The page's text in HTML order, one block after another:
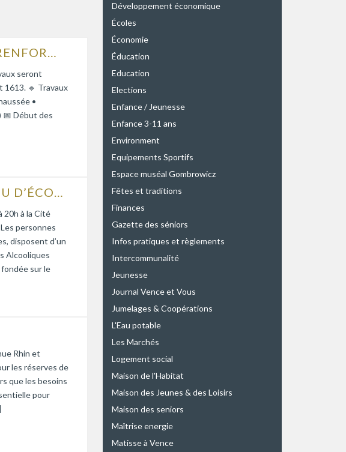
ROUTE DE CAGNES : TRAVAUX DE RENFORCEMENT DE LA CHAUSSÉE
seront
1613. 🔹 Travaux
•
📅 Début des
ALCOOLIQUES ANONYMES : UN LIEU D’ÉCOUTE ET D’ENTRAIDE
20h à la Cité
personnes
disposent d’un
Alcooliques
sur le
Rhin et
les réserves de
que les besoins
pour
Développement économique
Écoles
Économie
Éducation
Education
Elections
Enfance / Jeunesse
Enfance 3-11 ans
Environment
Equipements Sportifs
Espace muséal Gombrowicz
Fêtes et traditions
Finances
Gazette des séniors
Infos pratiques et règlements
Intercommunalité
Jeunesse
Journal Vence et Vous
Jumelages & Coopérations
L'Eau potable
Les Marchés
Logement social
Maison de l'Habitat
Maison des Jeunes & des Loisirs
Maison des seniors
Maîtrise energie
Matisse à Vence